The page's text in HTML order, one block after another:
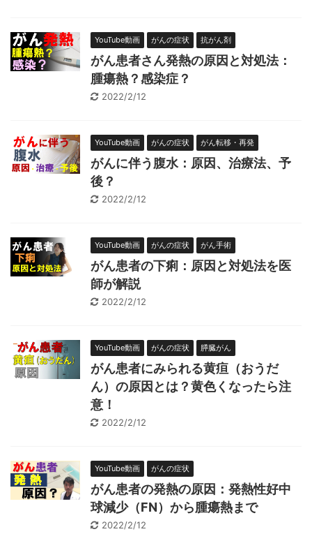
YouTube動画 がんの症状 抗がん剤
がん患者さん発熱の原因と対処法：
腫瘍熱？感染症？
2022/2/12
YouTube動画 がんの症状 がん転移・再発
がんに伴う腹水：原因、治療法、予
後？
2022/2/12
YouTube動画 がんの症状 がん手術
がん患者の下痢：原因と対処法を医
師が解説
2022/2/12
YouTube動画 がんの症状 膵臓がん
がん患者にみられる黄疸（おうだ
ん）の原因とは？黄色くなったら注
意！
2022/2/12
YouTube動画 がんの症状
がん患者の発熱の原因：発熱性好中
球減少（FN）から腫瘍熱まで
2022/2/12